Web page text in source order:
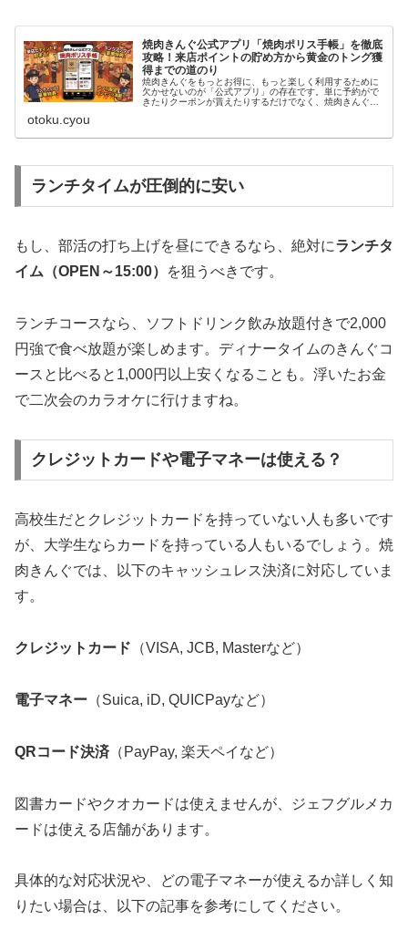
焼肉きんぐ公式アプリ「焼肉ポリス手帳」を徹底
攻略！来店ポイントの貯め方から黄金のトング獲
得までの道のり
焼肉きんぐをもっとお得に、もっと楽しく利用するために
欠かせないのが「公式アプリ」の存在です。単に予約がで
きたりクーポンが貰えたりするだけでなく、焼肉きんぐに
otoku.cyou
ランチタイムが圧倒的に安い
もし、部活の打ち上げを昼にできるなら、絶対にランチタ
イム（OPEN～15:00）
を狙うべきです。
ランチコースなら、ソフトドリンク飲み放題付きで2,000
円強で食べ放題が楽しめます。ディナータイムのきんぐコ
ースと比べると1,000円以上安くなることも。浮いたお金
で二次会のカラオケに行けますね。
クレジットカードや電子マネーは使える？
高校生だとクレジットカードを持っていない人も多いです
が、大学生ならカードを持っている人もいるでしょう。焼
肉きんぐでは、以下のキャッシュレス決済に対応していま
す。
クレジットカード （VISA, JCB, Masterなど）
電子マネー （Suica, iD, QUICPayなど）
QRコード決済 （PayPay, 楽天ペイなど）
図書カードやクオカードは使えませんが、ジェフグルメカ
ードは使える店舗があります。
具体的な対応状況や、どの電子マネーが使えるか詳しく知
りたい場合は、以下の記事を参考にしてください。